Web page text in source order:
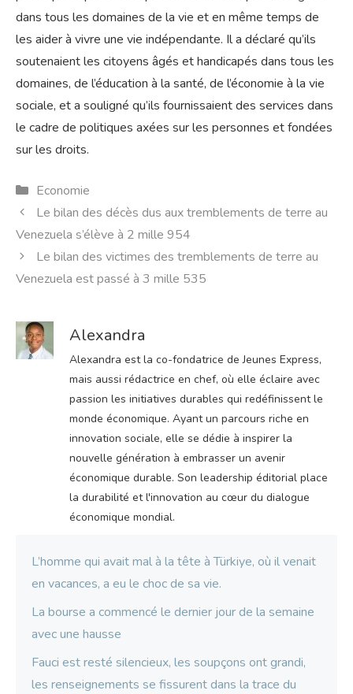
dans tous les domaines de la vie et en même temps de
les aider à vivre une vie indépendante. Il a déclaré qu’ils
soutenaient les citoyens âgés et handicapés dans tous les
domaines, de l’éducation à la santé, de l’économie à la vie
sociale, et a souligné qu’ils fournissaient des services dans
le cadre de politiques axées sur les personnes et fondées
sur les droits.
Catégories
Economie
Le bilan des décès dus aux tremblements de terre au
Venezuela s’élève à 2 mille 954
Le bilan des victimes des tremblements de terre au
Venezuela est passé à 3 mille 535
Alexandra
Alexandra est la co-fondatrice de Jeunes Express,
mais aussi rédactrice en chef, où elle éclaire avec
passion les initiatives durables qui redéfinissent le
monde économique. Ayant un parcours riche en
innovation sociale, elle se dédie à inspirer la
nouvelle génération à embrasser un avenir
économique durable. Son leadership éditorial place
la durabilité et l'innovation au cœur du dialogue
économique mondial.
L’homme qui avait mal à la tête à Türkiye, où il venait
en vacances, a eu le choc de sa vie.
La bourse a commencé le dernier jour de la semaine
avec une hausse
Fauci est resté silencieux, les soupçons ont grandi,
les renseignements se fissurent dans la trace du